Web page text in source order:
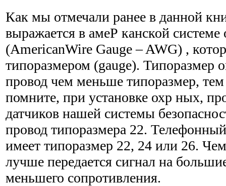
Как мы отмечали ранее в данной
выражается в амеР канской
(AmericanWire Gauge – AWG) ,
типоразмером (gauge). Типоразмер
провод чем меньше типоразмер,
помните, при установке охр ных,
датчиков нашей системы
провод типоразмера 22.
имеет типоразмер 22, 24 или 26.
лучше передается сигнал на
меньшего сопротивления.